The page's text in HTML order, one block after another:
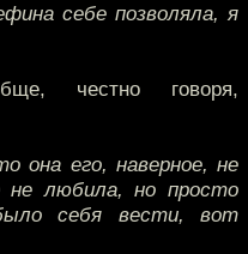
себе позволяла, я
честно говоря,
она его, наверное, не
не любила, но просто
себя вести, вот